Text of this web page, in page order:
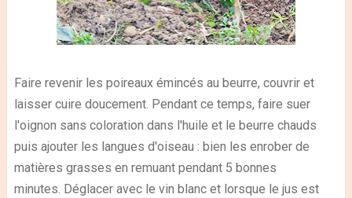
Faire revenir les poireaux émincés au beurre, couvrir et
laisser cuire doucement. Pendant ce temps, faire suer
l'oignon sans coloration dans l'huile et le beurre chauds
puis ajouter les langues d'oiseau : bien les enrober de
matières grasses en remuant pendant 5 bonnes
minutes. Déglacer avec le vin blanc et lorsque le jus est